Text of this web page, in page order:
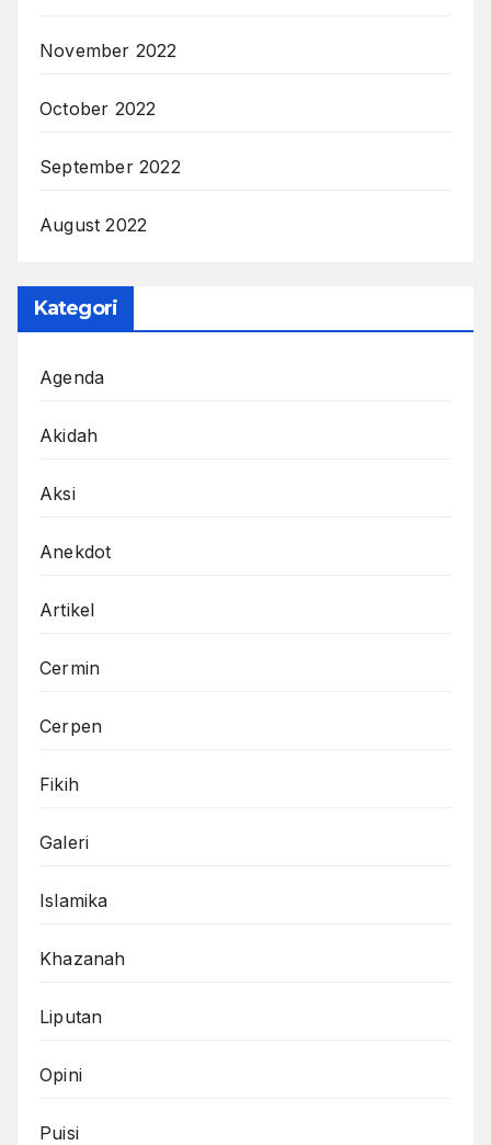
November 2022
October 2022
September 2022
August 2022
Kategori
Agenda
Akidah
Aksi
Anekdot
Artikel
Cermin
Cerpen
Fikih
Galeri
Islamika
Khazanah
Liputan
Opini
Puisi